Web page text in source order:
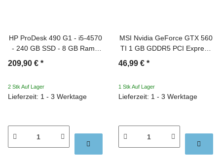
HP ProDesk 490 G1 - i5-4570
- 240 GB SSD - 8 GB Ram -
Micro Tower
209,90 € *
2 Stk Auf Lager
Lieferzeit: 1 - 3 Werktage
MSI Nvidia GeForce GTX 560
TI 1 GB GDDR5 PCI Express
46,99 € *
1 Stk Auf Lager
Lieferzeit: 1 - 3 Werktage